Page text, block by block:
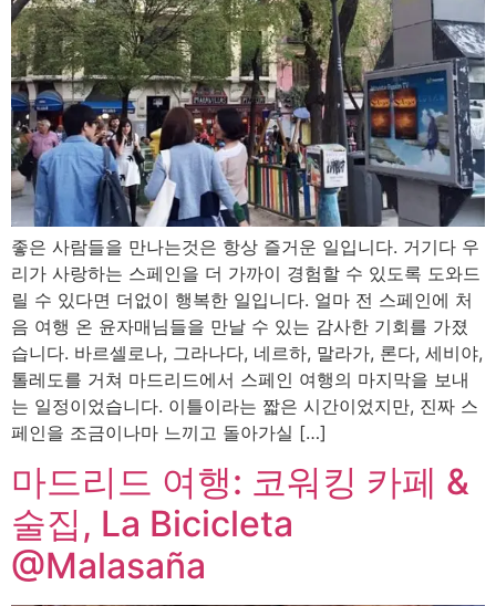
좋은 사람들을 만나는것은 항상 즐거운 일입니다. 거기다 우
리가 사랑하는 스페인을 더 가까이 경험할 수 있도록 도와드
릴 수 있다면 더없이 행복한 일입니다. 얼마 전 스페인에 처
음 여행 온 윤자매님들을 만날 수 있는 감사한 기회를 가졌
습니다. 바르셀로나, 그라나다, 네르하, 말라가, 론다, 세비야,
톨레도를 거쳐 마드리드에서 스페인 여행의 마지막을 보내
는 일정이었습니다. 이틀이라는 짧은 시간이었지만, 진짜 스
페인을 조금이나마 느끼고 돌아가실 […]
마드리드 여행: 코워킹 카페 &
술집, La Bicicleta
@Malasaña